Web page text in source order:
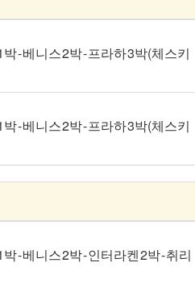
- 베니스 2박 - 프라하 3박(체스키
- 베니스 2박 - 프라하 3박(체스키
- 베니스 2박 - 인터라켄 2박 - 취리